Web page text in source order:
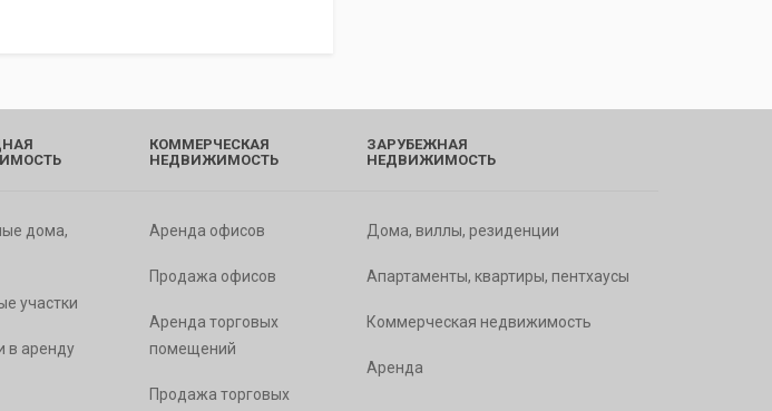
дома,
участки
в аренду
КОММЕРЧЕСКАЯ
НЕДВИЖИМОСТЬ
Аренда офисов
Продажа офисов
Аренда торговых
помещений
Продажа торговых
ЗАРУБЕЖНАЯ
НЕДВИЖИМОСТЬ
Дома, виллы, резиденции
Апартаменты, квартиры, пентхаусы
Коммерческая недвижимость
Аренда